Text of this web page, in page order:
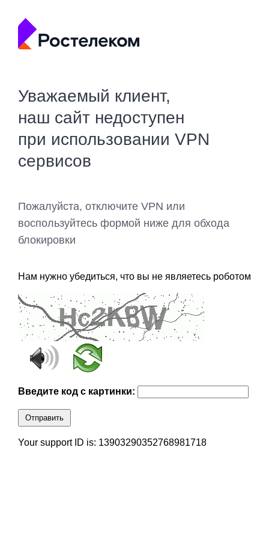
Уважаемый клиент,
наш сайт недоступен
при использовании VPN
сервисов
Пожалуйста, отключите VPN или
воспользуйтесь формой ниже для обхода
блокировки
Нам нужно убедиться, что вы не являетесь роботом
Введите код с картинки:
Отправить
Your support ID is: 13903290352768981718